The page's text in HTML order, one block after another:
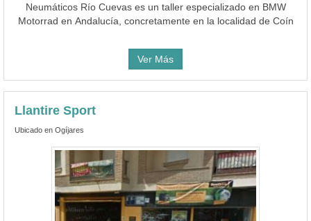
Neumáticos Río Cuevas es un taller especializado en BMW
Motorrad en Andalucía, concretamente en la localidad de Coín
Ver Más
Llantire Sport
Ubicado en Ogíjares